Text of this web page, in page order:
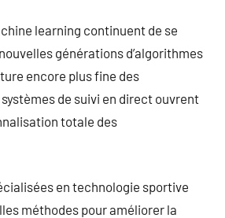
learning continuent de se
générations d’algorithmes
encore plus fine des
de suivi en direct ouvrent
totale des
en technologie sportive
méthodes pour améliorer la